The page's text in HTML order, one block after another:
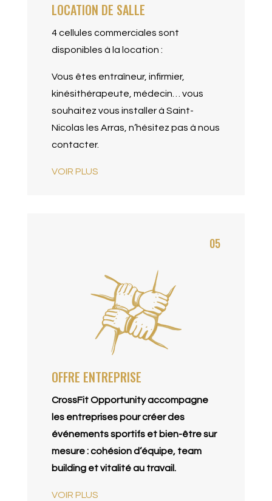
LOCATION DE SALLE
4 cellules commerciales sont
disponibles à la location :
Vous êtes entraîneur, infirmier,
kinésithérapeute, médecin… vous
souhaitez vous installer à Saint-
Nicolas les Arras, n’hésitez pas à nous
contacter.
VOIR PLUS
05
OFFRE ENTREPRISE
CrossFit Opportunity accompagne
les entreprises pour créer des
événements sportifs et bien-être sur
mesure : cohésion d’équipe, team
building et vitalité au travail.
VOIR PLUS